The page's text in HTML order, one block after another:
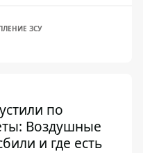
ЗСУ
по
Воздушные
и где есть